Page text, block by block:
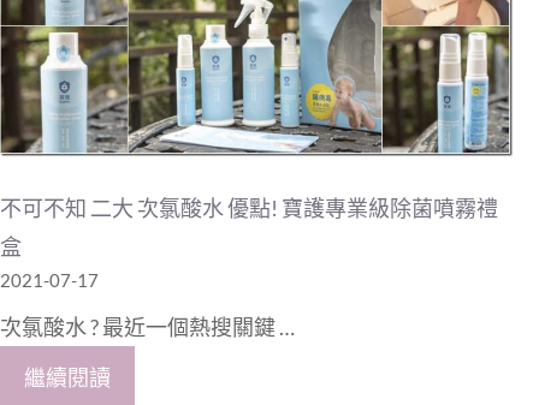
不可不知 二大 次氯酸水 優點! 寶護專業級除菌噴霧禮
盒
2021-07-17
次氯酸水 ? 最近一個熱搜關鍵 …
繼續閱讀